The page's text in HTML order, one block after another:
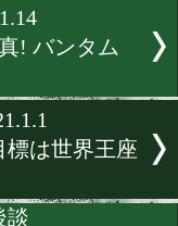
ェルター級
ム期待のホー